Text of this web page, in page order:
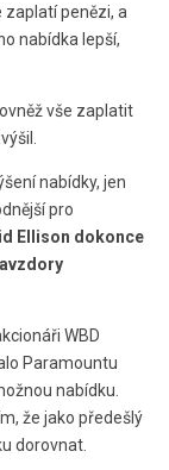
penězi, a
nabídka lepší,
vše zaplatit
nabídky, jen
pro
Ellison dokonce
WBD
Paramountu
nabídku.
že jako předešlý
dorovnat.